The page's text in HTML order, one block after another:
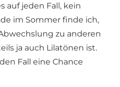
auf jeden Fall, kein
im Sommer finde ich,
zu anderen
ja auch Lilatönen ist.
Fall eine Chance